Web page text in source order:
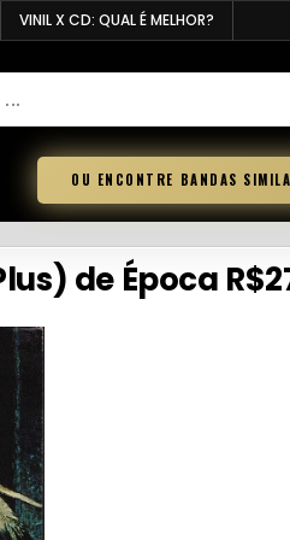
VINIL X CD: QUAL É MELHOR?
OU ENCONTRE BANDAS
de Época